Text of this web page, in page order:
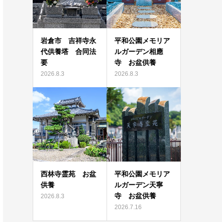
岩倉市 吉祥寺永
代供養塔 合同法
要
2026.8.3
平和公園メモリア
ルガーデン相應
寺 お盆供養
2026.8.3
西林寺霊苑 お盆
供養
2026.8.3
平和公園メモリア
ルガーデン天寧
寺 お盆供養
2026.7.16